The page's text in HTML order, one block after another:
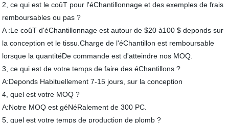
2, ce qui est le coûT pour l'éChantillonnage et des exemples de frais
remboursables ou pas ?
A :Le coûT d'éChantillonnage est autour de $20 à100 $ deponds sur
la conception et le tissu.Charge de l'éChantillon est remboursable
lorsque la quantitéDe commande est d'atteindre nos MOQ.
3, ce qui est de votre temps de faire des éChantillons ?
A:Deponds Habituellement 7-15 jours, sur la conception
4, quel est votre MOQ ?
A:Notre MOQ est géNéRalement de 300 PC.
5, quel est votre temps de production de plomb ?